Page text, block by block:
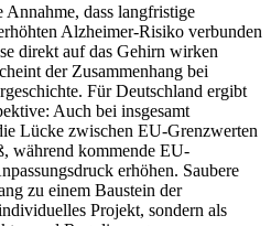
dass langfristige
Alzheimer-Risiko verbunden
direkt auf das Gehirn wirken
der Zusammenhang bei
Für Deutschland ergibt
Auch bei insgesamt
Lücke zwischen EU-Grenzwerten
während kommende EU-
erhöhen. Saubere
zu einem Baustein der
Projekt, sondern als